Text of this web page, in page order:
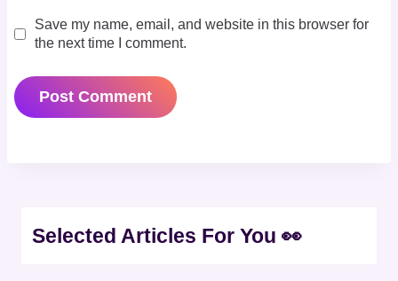
Save my name, email, and website in this browser for
the next time I comment.
Selected Articles For You 👀